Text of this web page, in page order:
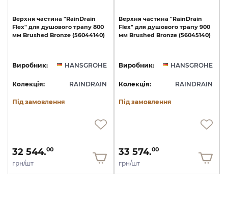
Верхня частина "RainDrain
Flex" для душового трапу 800
мм Brushed Bronze (56044140)
Виробник: HANSGROHE
Колекція: RAINDRAIN
Під замовлення
32 544.00
грн/шт
Верхня частина "RainDrain
Flex" для душового трапу 900
мм Brushed Bronze (56045140)
Виробник: HANSGROHE
Колекція: RAINDRAIN
Під замовлення
33 574.00
грн/шт